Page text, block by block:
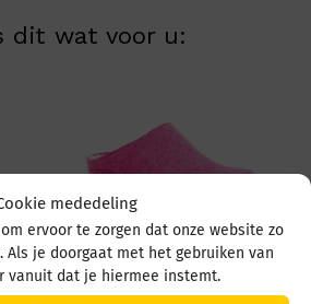
mededeling
ervoor te zorgen dat onze website zo
je doorgaat met het gebruiken van
vanuit dat je hiermee instemt.
dit wat voor u:
Berkemann Blanche